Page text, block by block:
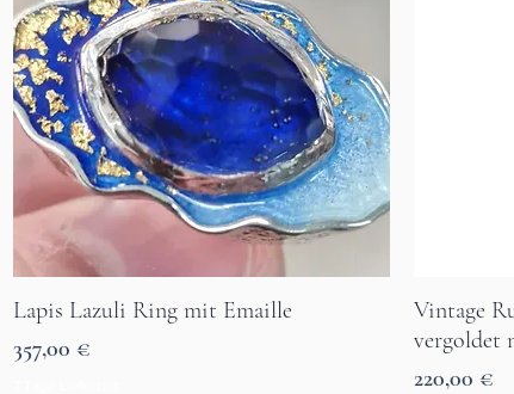
Aperçu rapide
Lapis Lazuli Ring mit Emaille
Prix
357,00 €
Vintage
vergoldet
Prix
220,00 €